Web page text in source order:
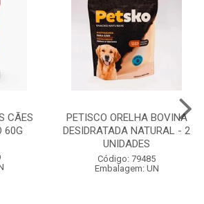
CÃES
60G
PETISCO ORELHA BOVINA
DESIDRATADA NATURAL - 2
UNIDADES
Código: 79485
Embalagem: UN